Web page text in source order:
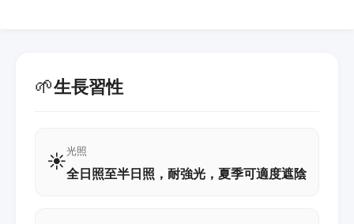
🌱生長習性
☀️光照
全日照至半日照，耐強光，夏季可適度遮陰